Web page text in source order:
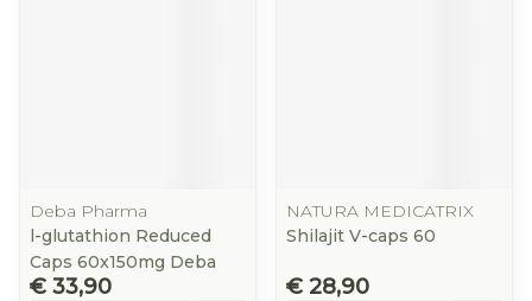
Deba Pharma
l-glutathion Reduced
Caps 60x150mg Deba
€ 33,90
NATURA MEDICATRIX
Shilajit V-caps 60
€ 28,90